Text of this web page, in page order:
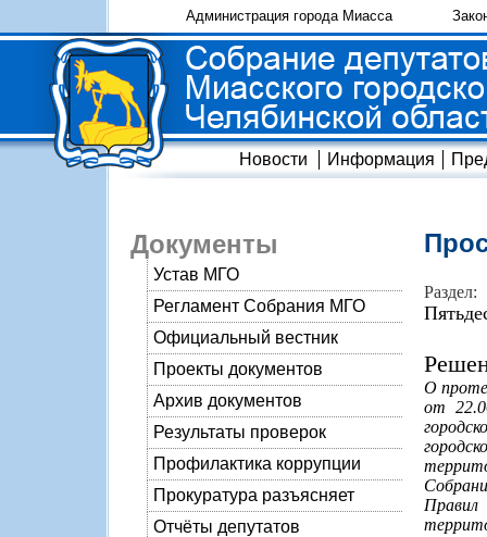
Администрация города Миасса
Новости Информация
Документы
Устав МГО
Регламент Собрания МГО
Официальный вестник
Проекты документов
Архив документов
Результаты проверок
Профилактика коррупции
Прокуратура разъясняет
Отчёты депутатов
Раздел:
О
от
Правил